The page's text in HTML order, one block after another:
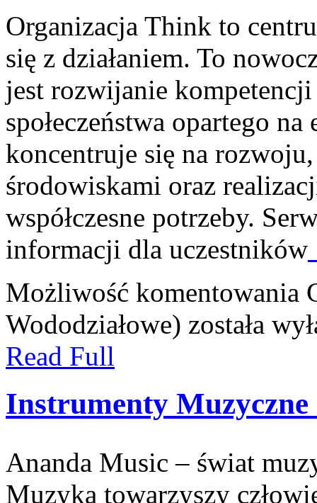
Organizacja Think to
się z działaniem. To
jest rozwijanie
społeczeństwa opartego
koncentruje się na
środowiskami oraz
współczesne potrzeby.
informacji dla uczestników
Możliwość komentowania
Wododziałowe) została
Read Full
Instrumenty Muzyczne
Ananda Music – świat
Muzyka towarzyszy